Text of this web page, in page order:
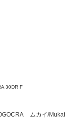
30DR F
ムカイ/Mukai